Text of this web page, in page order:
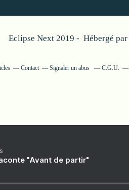
Eclipse Next 2019 - Hébergé par
Contact Signaler un abus C.G.U.
"Avant de partir"